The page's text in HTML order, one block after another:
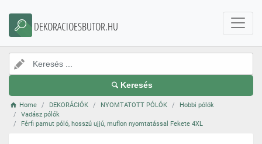
DEKORACIOESBUTOR.HU
Keresés
Home DEKORÁCIÓK NYOMTATOTT PÓLÓK
Hobbi pólók
Vadász pólók
Férfi pamut póló, hosszú ujjú, muflon nyomtatással Fekete 4XL